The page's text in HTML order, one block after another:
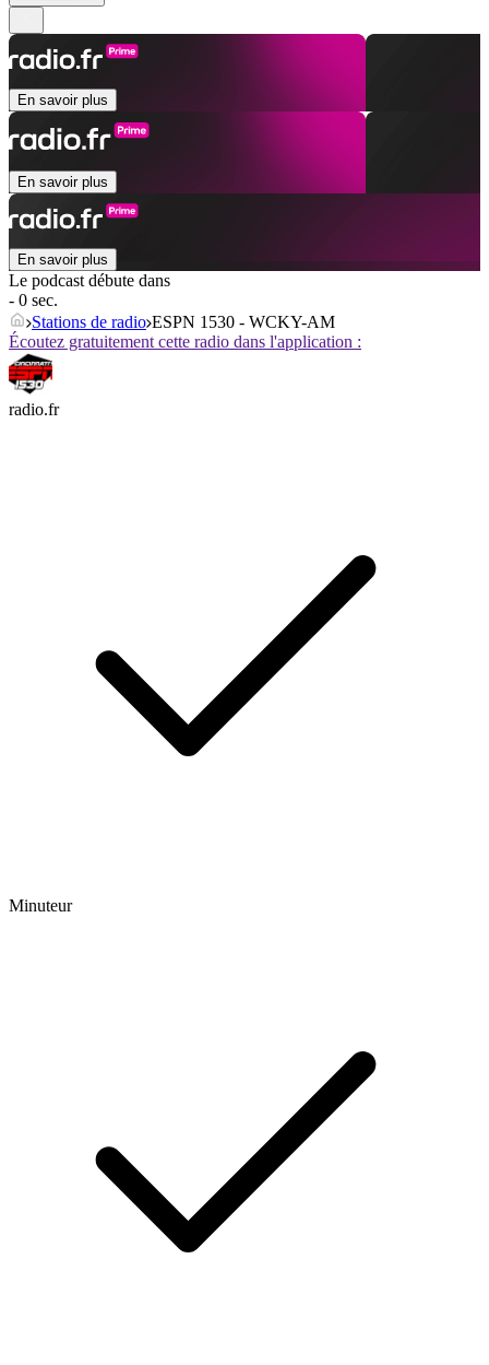
En savoir plus
En savoir plus
En savoir plus
Le podcast débute dans
- 0 sec.
Stations de radio ESPN 1530 - WCKY-AM
Écoutez gratuitement cette radio dans l'application :
radio.fr
Minuteur